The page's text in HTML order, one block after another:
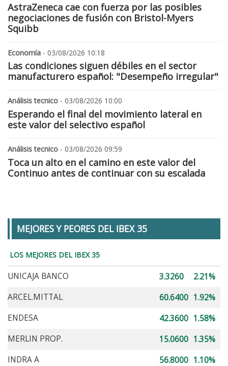
AstraZeneca cae con fuerza por las posibles
negociaciones de fusión con Bristol-Myers
Squibb
Economía - 03/08/2026 10:18
Las condiciones siguen débiles en el sector
manufacturero español: "Desempeño irregular"
Análisis tecnico - 03/08/2026 10:00
Esperando el final del movimiento lateral en
este valor del selectivo español
Análisis tecnico - 03/08/2026 09:59
Toca un alto en el camino en este valor del
Continuo antes de continuar con su escalada
MEJORES Y PEORES DEL IBEX 35
LOS MEJORES DEL IBEX 35
UNICAJA BANCO 3.3260
2.21%
ARCEL.MITTAL
60.6400 1.92%
ENDESA
42.3600 1.58%
MERLIN PROP.
15.0600 1.35%
INDRA A
56.8000 1.10%